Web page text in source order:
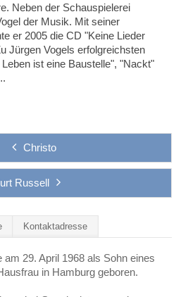
Neben der Schauspielerei
der Musik. Mit seiner
er 2005 die CD "Keine Lieder
Jürgen Vogels erfolgreichsten
ist eine Baustelle", "Nackt"
Christo
Russell
Kontaktadresse
am 29. April 1968 als Sohn eines
in Hamburg geboren.